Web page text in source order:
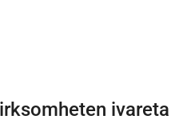
ivareta